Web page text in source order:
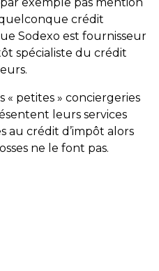
crédit
Sodexo est fournisseur
spécialiste du crédit
« petites » conciergeries
leurs services
au crédit d’impôt alors
ne le font pas.